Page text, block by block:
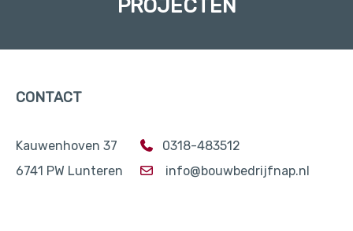
PROJECTEN
CONTACT
Kauwenhoven 37
6741 PW Lunteren
0318-483512
info@bouwbedrijfnap.nl